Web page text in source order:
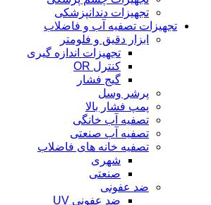
تجهیزات دندانپزشکی
تجهیزات تصفیه آب و فاضلاب
ابزار دقیق و فلومتر
تجهیزات اندازه گیری
کنترل OR
گیج فشار
پرشر وسل
پمپ فشار بالا
تصفیه آب خانگی
تصفیه آب صنعتی
تصفیه خانه های فاضلاب
شهری
صنعتی
ضد عفونی
ضد عفونی UV